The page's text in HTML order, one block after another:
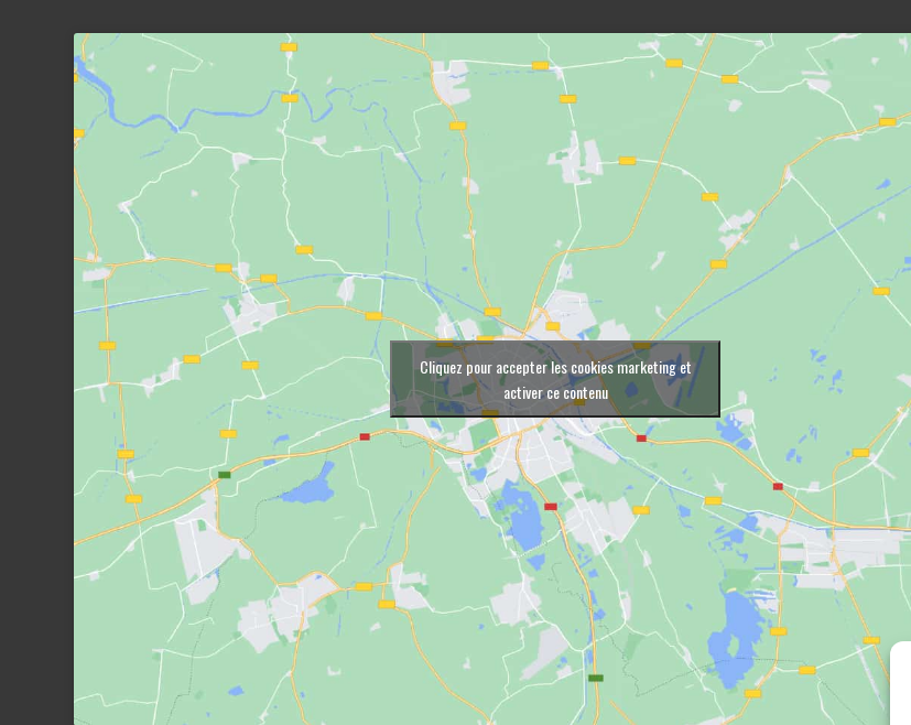
Cliquez pour accepter les cookies marketing et
activer ce contenu